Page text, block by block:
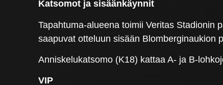
Katsomot ja sisäänkäynnit
Tapahtuma-alueena toimii Veritas Stadionin
saapuvat otteluun sisään Blomberginaukion
Anniskelukatsomo (K18) kattaa A- ja B-
VIP